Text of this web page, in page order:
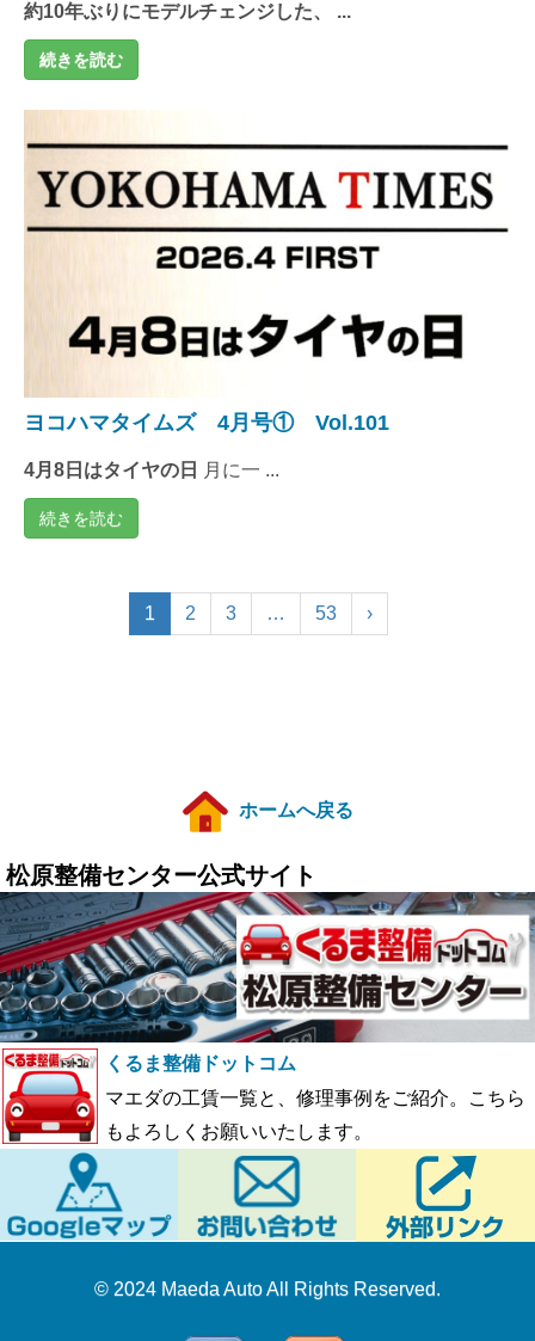
約10年ぶりにモデルチェンジした、 ...
続きを読む
ヨコハマタイムズ 4月号① Vol.101
4月8日はタイヤの日 月に一 ...
続きを読む
1 2 3 … 53 ›
ホームへ戻る
松原整備センター公式サイト
くるま整備ドットコム
マエダの工賃一覧と、修理事例をご紹介。こちら
もよろしくお願いいたします。
© 2024 Maeda Auto All Rights Reserved.